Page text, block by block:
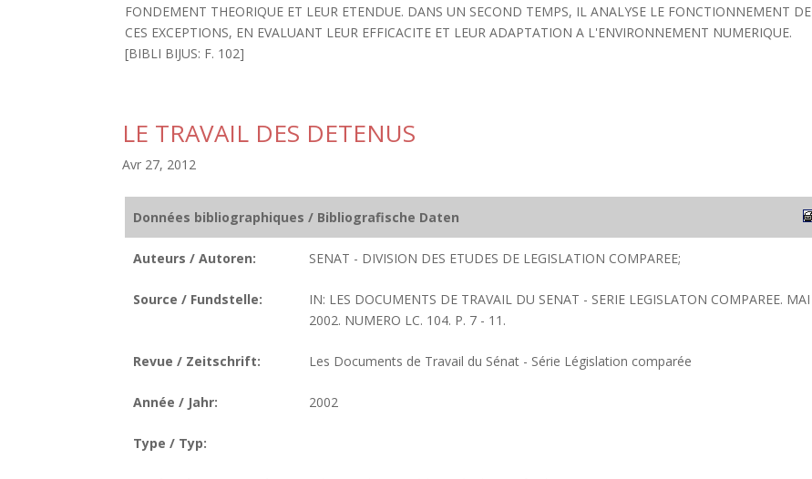
FONDEMENT THEORIQUE ET LEUR ETENDUE. DANS UN SECOND TEMPS, IL ANALYSE LE FONCTIONNEMENT DE
CES EXCEPTIONS, EN EVALUANT LEUR EFFICACITE ET LEUR ADAPTATION A L'ENVIRONNEMENT NUMERIQUE.
[BIBLI BIJUS: F. 102]
LE TRAVAIL DES DETENUS
Avr 27, 2012
Données bibliographiques / Bibliografische Daten
Auteurs / Autoren: SENAT - DIVISION DES ETUDES DE LEGISLATION COMPAREE;
Source / Fundstelle:
IN: LES DOCUMENTS DE TRAVAIL DU SENAT - SERIE LEGISLATON COMPAREE. MAI
2002. NUMERO LC. 104. P. 7 - 11.
Revue / Zeitschrift: Les Documents de Travail du Sénat - Série Législation comparée
Année / Jahr: 2002
Type / Typ: